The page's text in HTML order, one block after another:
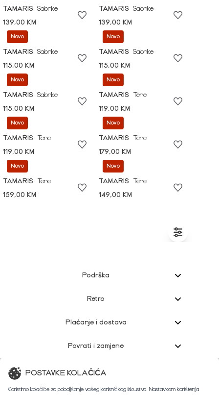
TAMARIS
Salonke
139,00 KM
TAMARIS
Salonke
139,00 KM
Novo
TAMARIS
Salonke
115,00 KM
Novo
TAMARIS
Salonke
115,00 KM
Novo
TAMARIS
Salonke
115,00 KM
Novo
TAMARIS
Tene
119,00 KM
Novo
TAMARIS
Tene
119,00 KM
Novo
TAMARIS
Tene
179,00 KM
Novo
TAMARIS
Tene
159,00 KM
Novo
TAMARIS
Tene
149,00 KM
Podrška
Retro
Plaćanje i dostava
Povrati i zamjene
Korisnička podrška
POSTAVKE KOLAČIĆA
Koristimo kolačiće za poboljšanje vašeg korisničkog iskustva. Nastavkom korištenja